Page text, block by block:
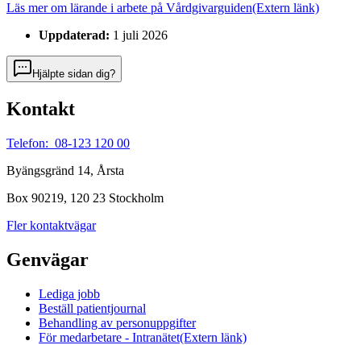
Läs mer om lärande i arbete på Vårdgivarguiden(Extern länk)
Uppdaterad: 1 juli 2026
Hjälpte sidan dig?
Kontakt
Telefon: 08-123 120 00
Byängsgränd 14, Årsta
Box 90219, 120 23 Stockholm
Fler kontaktvägar
Genvägar
Lediga jobb
Beställ patientjournal
Behandling av personuppgifter
För medarbetare - Intranätet(Extern länk)